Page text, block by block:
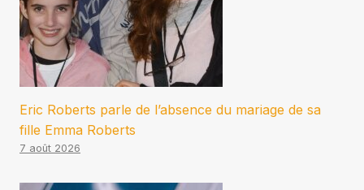
Eric Roberts parle de l’absence du mariage de sa
fille Emma Roberts
7 août 2026